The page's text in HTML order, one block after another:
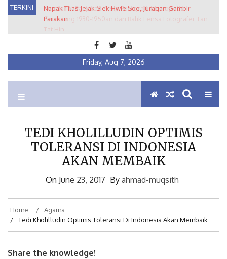
SkipTERKINI
Napak Tilas Jejak Siek Hwie Soe, Juragan Gambir
Parakan
Kuratorial Pameran Arsip Fotografi: Metropolis
Semarang 1930-1950an dari Balik Lensa Fotografer Tan
Tat Hin
Friday, Aug 7, 2026
Ein Institute
TEDI KHOLILLUDIN OPTIMIS
TOLERANSI DI INDONESIA
AKAN MEMBAIK
OnJune 23, 2017 By ahmad-muqsith
Home
Agama
Tedi Kholilludin Optimis Toleransi Di Indonesia Akan Membaik
Share the knowledge!